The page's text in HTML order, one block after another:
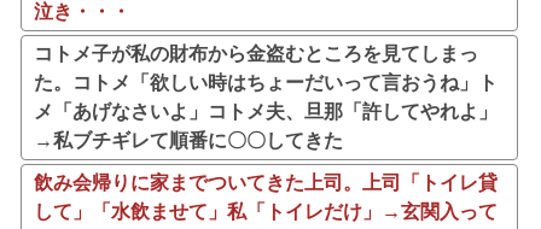
泣き・・・
コトメ子が私の財布から金盗むところを見てしまっ
た。コトメ「欲しい時はちょーだいって言おうね」ト
メ「あげなさいよ」コトメ夫、旦那「許してやれよ」
→私ブチギレて順番に〇〇してきた
飲み会帰りに家までついてきた上司。上司「トイレ貸
して」「水飲ませて」私「トイレだけ」→玄関入って